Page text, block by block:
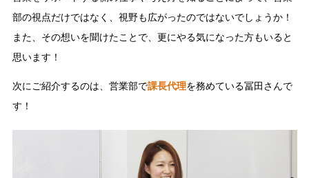
部の視点だけではなく、視野も広がったのではないでしょうか！
また、その想いを聞けたことで、更にやる気になった方もいると
思います！
次にご紹介するのは、営業部で課長代理を務めている冨田さんで
す！